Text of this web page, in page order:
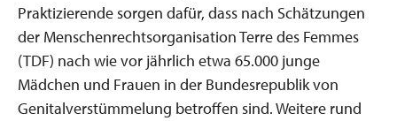
Praktizierende sorgen dafür, dass nach Schätzungen
der Menschenrechtsorganisation Terre des Femmes
(TDF) nach wie vor jährlich etwa 65.000 junge
Mädchen und Frauen in der Bundesrepublik von
Genitalverstümmelung betroffen sind. Weitere rund